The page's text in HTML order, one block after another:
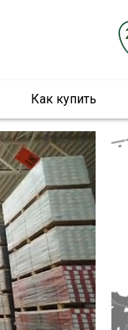
Как купить